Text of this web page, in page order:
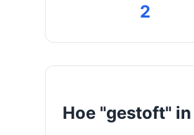
2
Hoe "gestoft"